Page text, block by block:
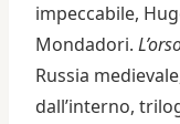
impeccabile,
Mondadori.
Russia
dall’interno,